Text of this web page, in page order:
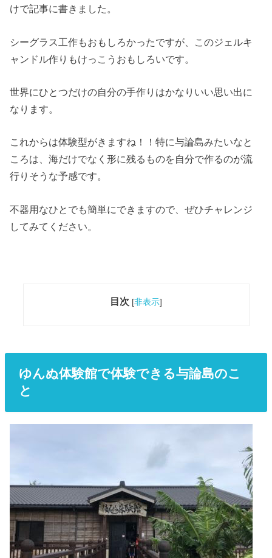
けで記事に書きました。
シーグラス工作もおもしろかったですが、このジェルキ
ャンドル作りもけっこうおもしろいです。
世界にひとつだけの自分の手作りはかなりいい思い出に
なります。
これからは体験型がきますね！！特に与論島みたいなと
ころは、海だけでなく形に残るものを自分で作るのが流
行りそうな予感です。
不器用なひとでも簡単にできますので、ぜひチャレンジ
してみてください。
目次 [非表示]
ゆんぬ体験館で体験できる与論島のこ
と